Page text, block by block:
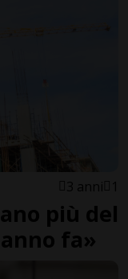
3 anni 1
più del
fa»